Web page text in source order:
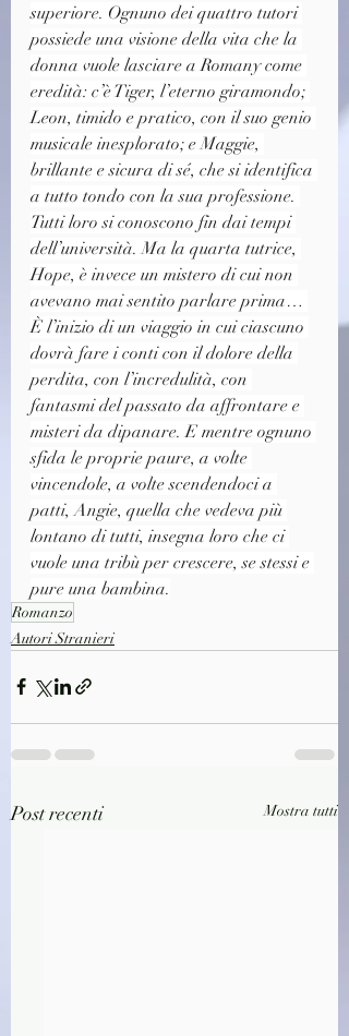
superiore. Ognuno dei quattro tutori
possiede una visione della vita che la
donna vuole lasciare a Romany come
eredità: c’è Tiger, l’eterno giramondo;
Leon, timido e pratico, con il suo genio
musicale inesplorato; e Maggie,
brillante e sicura di sé, che si identifica
a tutto tondo con la sua professione.
Tutti loro si conoscono fin dai tempi
dell’università. Ma la quarta tutrice,
Hope, è invece un mistero di cui non
avevano mai sentito parlare prima…
È l’inizio di un viaggio in cui ciascuno
dovrà fare i conti con il dolore della
perdita, con l’incredulità, con
fantasmi del passato da affrontare e
misteri da dipanare. E mentre ognuno
sfida le proprie paure, a volte
vincendole, a volte scendendoci a
patti, Angie, quella che vedeva più
lontano di tutti, insegna loro che ci
vuole una tribù per crescere, se stessi e
pure una bambina.
Romanzo
Autori Stranieri
Post recenti Mostra tutti